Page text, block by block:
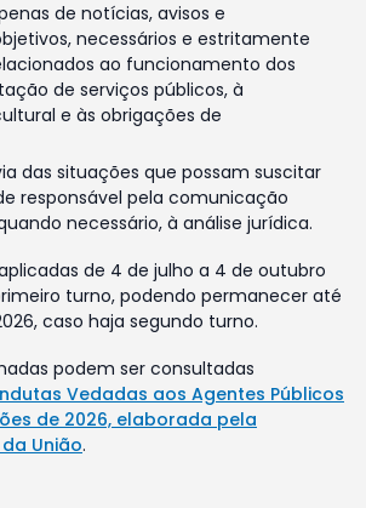
de notícias, avisos e
necessários e estritamente
ao funcionamento dos
de serviços públicos, à
e às obrigações de
das situações que possam suscitar
responsável pela comunicação
necessário, à análise jurídica.
de 4 de julho a 4 de outubro
turno, podendo permanecer até
caso haja segundo turno.
podem ser consultadas
Vedadas aos Agentes Públicos
de 2026, elaborada pela
União.